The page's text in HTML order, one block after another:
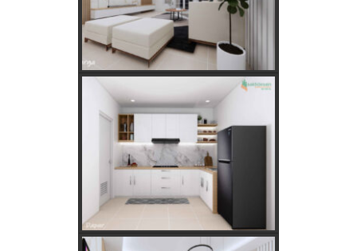
Fungsi dan Ukuran MCB dalam Sistem Kelistrikan
Apakah Feng Shui Buruk Jika Memiliki Tanaman Hias
Golongan Tarif Listrik PLN dan Cara Mengecek Daya
Listrik di Rumah
Kebutuhan Listrik anda Besar perlu Daya Listrik
PLN 3 Phase!